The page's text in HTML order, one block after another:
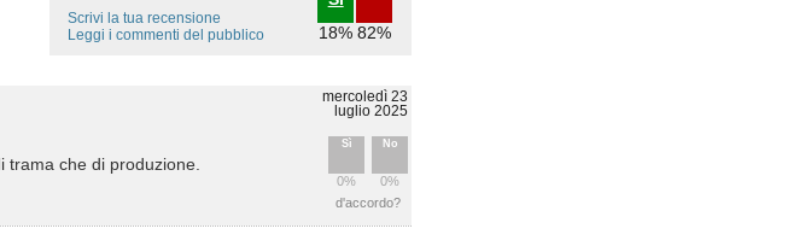
18% 82%
Scrivi la tua recensione
Leggi i commenti del pubblico
mercoledì 23
luglio 2025
Sì
0%
No
0%
che di produzione.
d'accordo?